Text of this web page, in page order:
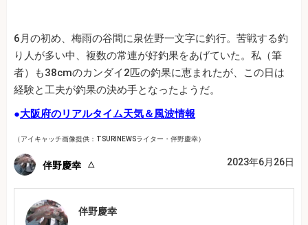
6月の初め、梅雨の谷間に泉佐野一文字に釣行。苦戦する釣
り人が多い中、複数の常連が好釣果をあげていた。私（筆
者）も38cmのカンダイ2匹の釣果に恵まれたが、この日は
経験と工夫が釣果の決め手となったようだ。
●大阪府のリアルタイム天気＆風波情報
（アイキャッチ画像提供：TSURINEWSライター・伴野慶幸）
伴野慶幸 2023年6月26日
伴野慶幸